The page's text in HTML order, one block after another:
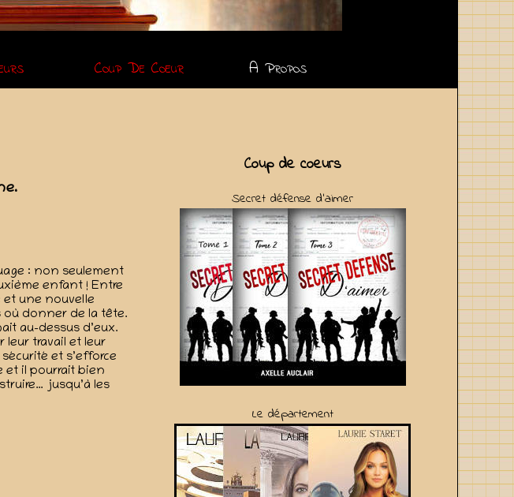
Coup De Coeur A Propos
: non seulement
enfant ! Entre
et une nouvelle
où donner de la tête.
au-dessus d’eux.
leur travail et leur
et s’efforce
et il pourrait bien
jusqu’à les
Coup de coeurs
Secret défense d'aimer
Le département